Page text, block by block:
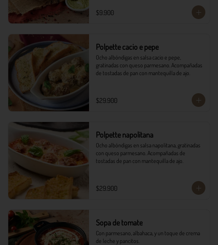
$9.900
Polpette cacio e pepe
Ocho albóndigas en salsa cacio e pepe,
gratinadas con queso parmesano. Acompañadas
de tostadas de pan con mantequilla de ajo.
$29.900
Polpette napolitana
Ocho albóndigas en salsa napolitana, gratinadas
con queso parmesano. Acompañadas de
tostadas de pan con mantequilla de ajo.
$29.900
Sopa de tomate
Con parmesano, albahaca, y un toque de crema
de leche y pancitos.